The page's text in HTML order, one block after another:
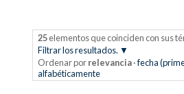
25elementos que coinciden con sus
Filtrar los resultados.
Ordenar por relevancia ·fecha
alfabéticamente